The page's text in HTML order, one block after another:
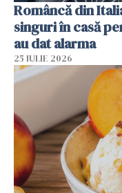
Româncă din
singuri în casă
au dat alarma
25 IULIE 2026